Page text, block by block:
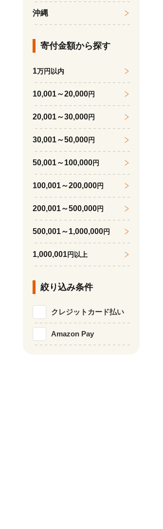
沖縄
寄付金額から探す
1万円以内
10,001～20,000円
20,001～30,000円
30,001～50,000円
50,001～100,000円
100,001～200,000円
200,001～500,000円
500,001～1,000,000円
1,000,001円以上
絞り込み条件
クレジットカード払い
Amazon Pay